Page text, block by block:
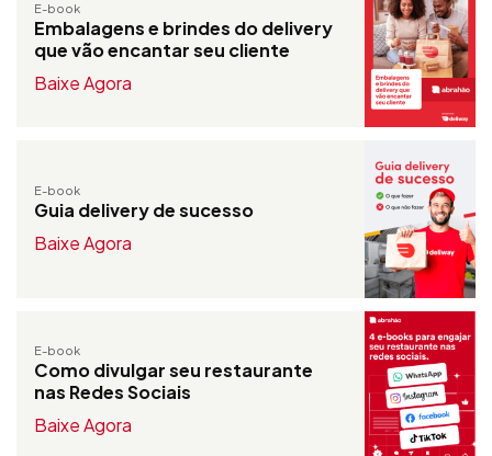
E-book
Embalagens e brindes do delivery
que vão encantar seu cliente
Baixe Agora
E-book
Guia delivery de sucesso
Baixe Agora
E-book
Como divulgar seu restaurante
nas Redes Sociais
Baixe Agora